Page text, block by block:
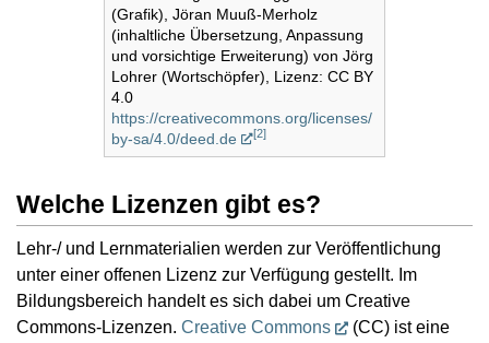
(Grafik), Jöran Muuß-Merholz
(inhaltliche Übersetzung, Anpassung
und vorsichtige Erweiterung) von Jörg
Lohrer (Wortschöpfer), Lizenz: CC BY
4.0
https://creativecommons.org/licenses/
by-sa/4.0/deed.de
[2]
Welche Lizenzen gibt es?
Lehr-/ und Lernmaterialien werden zur Veröffentlichung
unter einer offenen Lizenz zur Verfügung gestellt. Im
Bildungsbereich handelt es sich dabei um Creative
Commons-Lizenzen. Creative Commons
(CC) ist eine